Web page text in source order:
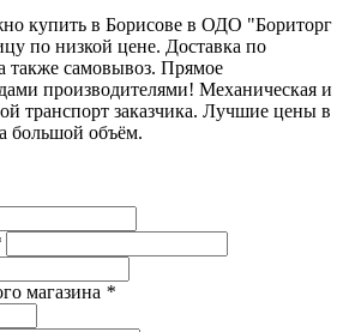
купить в Борисове в ОДО "Бориторг
по низкой цене. Доставка по
также самовывоз. Прямое
производителями! Механическая и
транспорт заказчика. Лучшие цены в
объём.
магазина *